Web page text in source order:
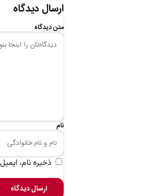
ارسال دیدگاه
متن دیدگاه
نام
ذخیره نام،
ارسال دیدگاه